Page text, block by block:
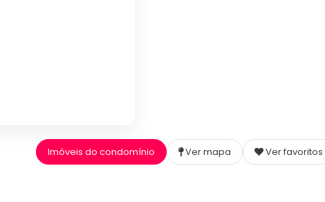
Imóveis do condomínio Ver mapa Ver favoritos